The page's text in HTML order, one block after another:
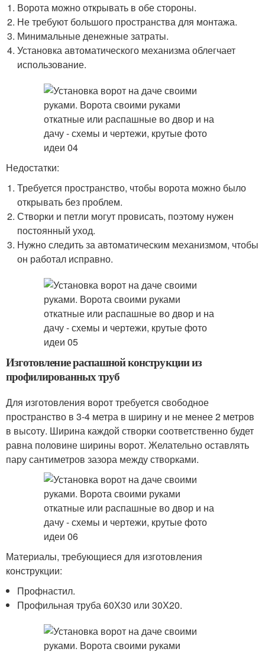
Ворота можно открывать в обе стороны.
Не требуют большого пространства для монтажа.
Минимальные денежные затраты.
Установка автоматического механизма облегчает
использование.
Недостатки:
Требуется пространство, чтобы ворота можно было
открывать без проблем.
Створки и петли могут провисать, поэтому нужен
постоянный уход.
Нужно следить за автоматическим механизмом, чтобы
он работал исправно.
Изготовление распашной конструкции из
профилированных труб
Для изготовления ворот требуется свободное
пространство в 3-4 метра в ширину и не менее 2 метров
в высоту. Ширина каждой створки соответственно будет
равна половине ширины ворот. Желательно оставлять
пару сантиметров зазора между створками.
Материалы, требующиеся для изготовления
конструкции:
Профнастил.
Профильная труба 60Х30 или 30Х20.